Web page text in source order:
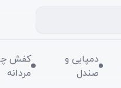
دمپایی و
صندل
کفش
مردانه